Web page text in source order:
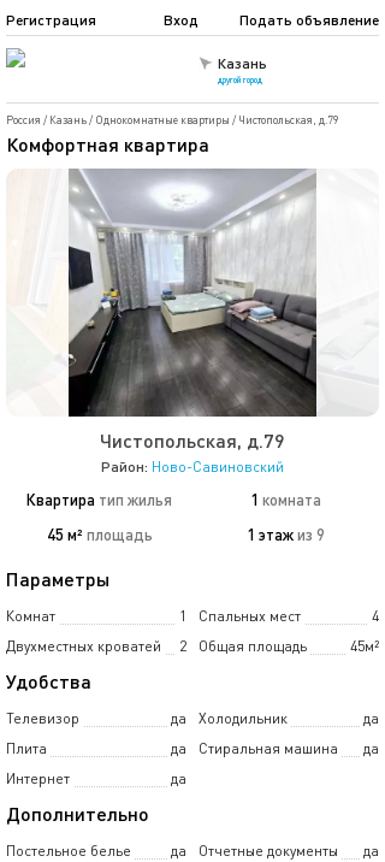
Казань
другой город
Подать объявление
Регистрация Вход
Россия / Казань/ Однокомнатные квартиры / Чистопольская, д.79
Комфортная квартира
Чистопольская, д.79
Район: Ново-Савиновский
Квартира тип жилья 1 комната
45 м² площадь 1 этажиз 9
Параметры
Комнат 1 Спальных мест
4
Двухместных кроватей
2 Общая площадь 45м²
Удобства
Телевизор да Холодильник
да
Плита
да Стиральная машина
да
Интернет
да
Дополнительно
Постельное белье да Отчетные документы
да